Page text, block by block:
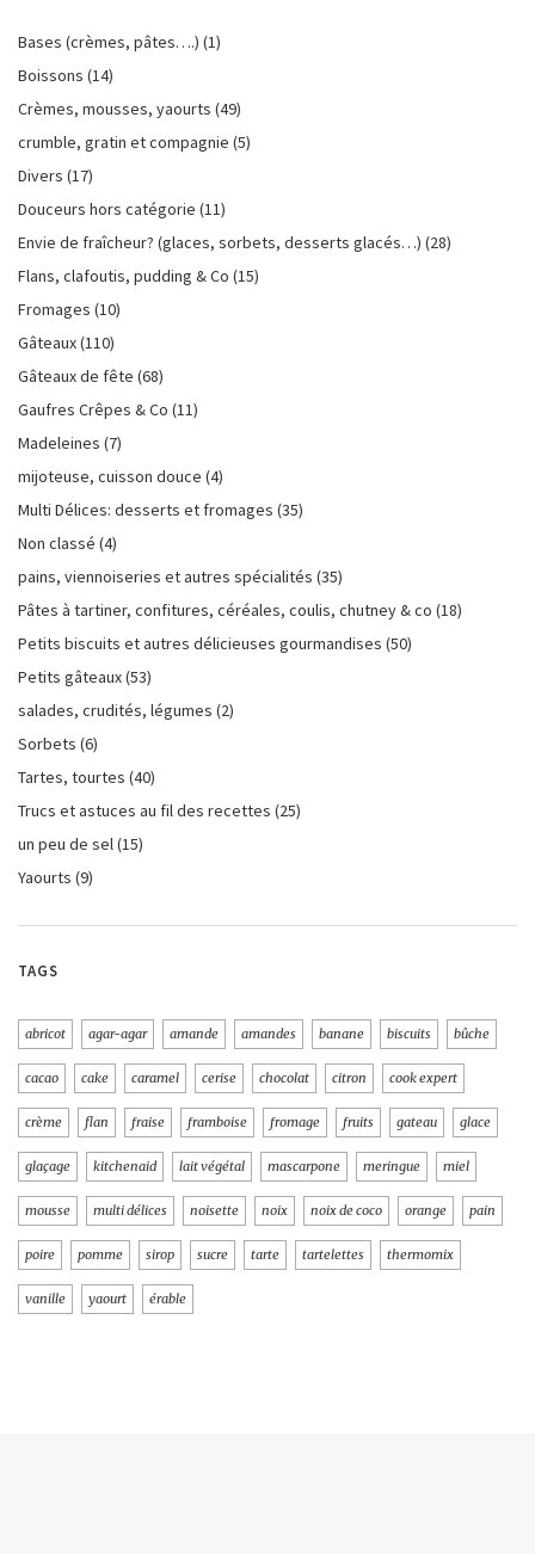
Bases (crèmes, pâtes….) (1)
Boissons (14)
Crèmes, mousses, yaourts (49)
crumble, gratin et compagnie (5)
Divers (17)
Douceurs hors catégorie (11)
Envie de fraîcheur? (glaces, sorbets, desserts glacés…) (28)
Flans, clafoutis, pudding & Co (15)
Fromages (10)
Gâteaux(110)
Gâteaux de fête (68)
Gaufres Crêpes & Co (11)
Madeleines (7)
mijoteuse, cuisson douce (4)
Multi Délices: desserts et fromages (35)
Non classé (4)
pains, viennoiseries et autres spécialités (35)
Pâtes à tartiner, confitures, céréales, coulis, chutney & co (18)
Petits biscuits et autres délicieuses gourmandises (50)
Petits gâteaux(53)
salades, crudités, légumes (2)
Sorbets (6)
Tartes, tourtes (40)
Trucs et astuces au fil des recettes (25)
un peu de sel (15)
Yaourts (9)
TAGS
abricot agar-agar amande amandes banane biscuits bûche
cacao cake caramel cerise chocolat citron cook expert
crème flan fraise framboise fromage fruits gateau glace
glaçage kitchenaid lait végétal mascarpone meringue miel
mousse multi délices noisette noix noix de coco orange pain
poire pomme sirop sucre tarte tartelettes thermomix
vanille yaourt érable